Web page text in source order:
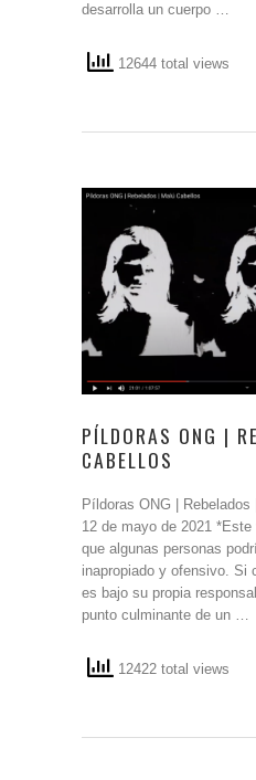
desarrolla un cuerpo …
12644 total views
PÍLDORAS ONG |
CABELLOS
Píldoras ONG |
12 de mayo de 2021 *Este
que algunas personas
inapropiado y ofensivo. Si
es bajo su propia
punto culminante de un …
12422 total views